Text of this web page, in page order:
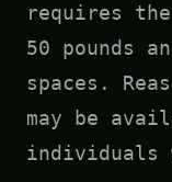
requires
50 pounds
spaces.
may be